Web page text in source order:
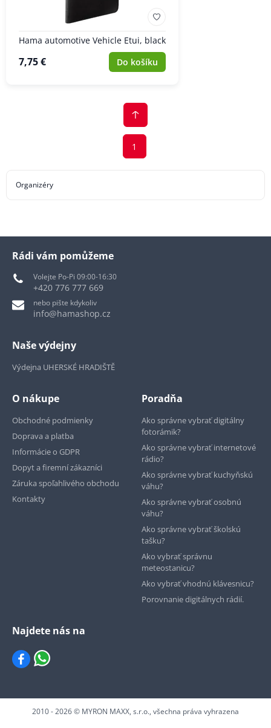
Hama automotive Vehicle Etui, black
7,75 € Do košíku
1
Organizéry
Rádi vám pomůžeme
Volejte Po-Pi 09:00-16:30
+420 776 777 669
nebo pište kdykoliv
info@hamashop.cz
Naše výdejny
Výdejna UHERSKÉ HRADIŠTĚ
O nákupe
Obchodné podmienky
Doprava a platba
Informácie o GDPR
Dopyt a firemní zákazníci
Záruka spoľahlivého obchodu
Kontakty
Poradňa
Ako správne vybrať digitálny
fotorámik?
Ako správne vybrať internetové
rádio?
Ako správne vybrať kuchyňskú
váhu?
Ako správne vybrať osobnú
váhu?
Ako správne vybrať školskú
tašku?
Ako vybrať správnu
meteostanicu?
Ako vybrať vhodnú klávesnicu?
Porovnanie digitálnych rádií.
Najdete nás na
2010 - 2026 © MYRON MAXX, s.r.o., všechna práva vyhrazena